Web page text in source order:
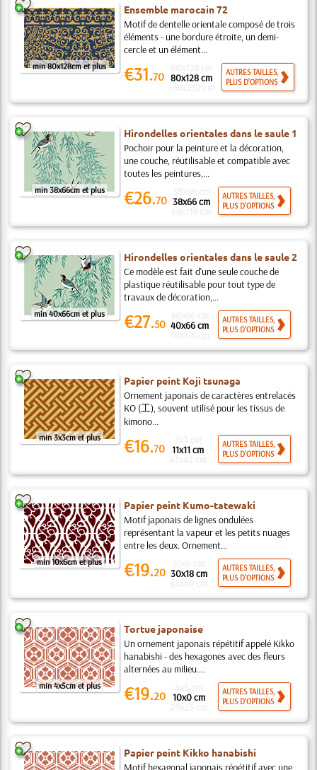
min 80x128cm et plus
Ensemble marocain 72
Motif de dentelle orientale composé de trois
éléments - une bordure étroite, un demi-
cercle et un élément...
€31.70 80x128 cm
AUTRES TAILLES,
PLUS D'OPTIONS
min 38x66cm et plus
Hirondelles orientales dans le saule 1
Pochoir pour la peinture et la décoration,
une couche, réutilisable et compatible avec
toutes les peintures,...
€26.70 38x66 cm
AUTRES TAILLES,
PLUS D'OPTIONS
min 40x66cm et plus
Hirondelles orientales dans le saule 2
Ce modèle est fait d'une seule couche de
plastique réutilisable pour tout type de
travaux de décoration,...
€27.50 40x66 cm
AUTRES TAILLES,
PLUS D'OPTIONS
min 3x3cm et plus
Papier peint Koji tsunaga
Ornement japonais de caractères entrelacés
KO (⼯), souvent utilisé pour les tissus de
kimono...
€16.70 11x11 cm
AUTRES TAILLES,
PLUS D'OPTIONS
min 10x6cm et plus
Papier peint Kumo-tatewaki
Motif japonais de lignes ondulées
représentant la vapeur et les petits nuages
entre les deux. Ornement...
€19.20 30x18 cm
AUTRES TAILLES,
PLUS D'OPTIONS
min 4x5cm et plus
Tortue japonaise
Un ornement japonais répétitif appelé Kikko
hanabishi - des hexagones avec des fleurs
alternées au milieu....
€19.20 10x0 cm
AUTRES TAILLES,
PLUS D'OPTIONS
Papier peint Kikko hanabishi
Motif hexagonal japonais répétitif avec une